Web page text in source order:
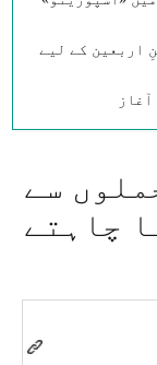
اربعین کے لیے
سے
چاہتے